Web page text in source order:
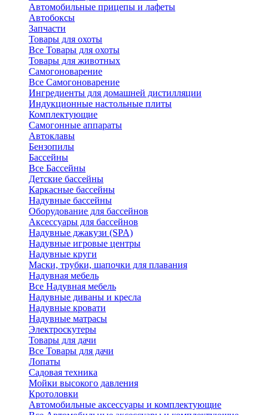
Автомобильные прицепы и лафеты
Автобоксы
Запчасти
Товары для охоты
Все Товары для охоты
Товары для животных
Самогоноварение
Все Самогоноварение
Ингредиенты для домашней дистилляции
Индукционные настольные плиты
Комплектующие
Самогонные аппараты
Автоклавы
Бензопилы
Бассейны
Все Бассейны
Детские бассейны
Каркасные бассейны
Надувные бассейны
Оборудование для бассейнов
Аксессуары для бассейнов
Надувные джакузи (SPA)
Надувные игровые центры
Надувные круги
Маски, трубки, шапочки для плавания
Надувная мебель
Все Надувная мебель
Надувные диваны и кресла
Надувные кровати
Надувные матрасы
Электроскутеры
Товары для дачи
Все Товары для дачи
Лопаты
Садовая техника
Мойки высокого давления
Кротоловки
Автомобильные аксессуары и комплектующие